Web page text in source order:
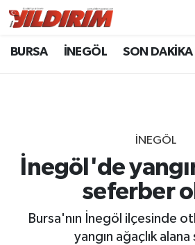
BURSA İNEGÖL SON DAKİKA
İNEGÖL
İnegöl'de
seferber
Bursa'nın İnegöl ilçesinde
yangın ağaçlık alana
BURSA
GÜNDEM
RESMİ İLANLAR
KÖŞE YAZILARI
Bursa Nöbetçi Eczaneler
Bursa Trafik Yoğunluk
Süper Lig Puan Durumu ve
Tüm Manşetler